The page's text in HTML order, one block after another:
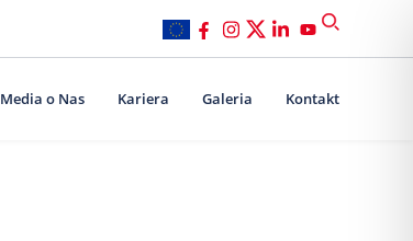
Media o Nas Kariera Galeria Kontakt